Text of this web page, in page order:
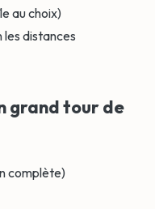
au choix)
les distances
grand tour de
complète)